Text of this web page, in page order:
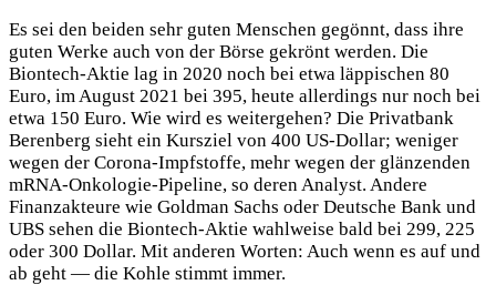
Es sei den beiden sehr guten Menschen gegönnt, dass ihre
guten Werke auch von der Börse gekrönt werden. Die
Biontech-Aktie lag in 2020 noch bei etwa läppischen 80
Euro, im August 2021 bei 395, heute allerdings nur noch bei
etwa 150 Euro. Wie wird es weitergehen? Die Privatbank
Berenberg sieht ein Kursziel von 400 US-Dollar; weniger
wegen der Corona-Impfstoffe, mehr wegen der glänzenden
mRNA-Onkologie-Pipeline, so deren Analyst. Andere
Finanzakteure wie Goldman Sachs oder Deutsche Bank und
UBS sehen die Biontech-Aktie wahlweise bald bei 299, 225
oder 300 Dollar. Mit anderen Worten: Auch wenn es auf und
ab geht — die Kohle stimmt immer.